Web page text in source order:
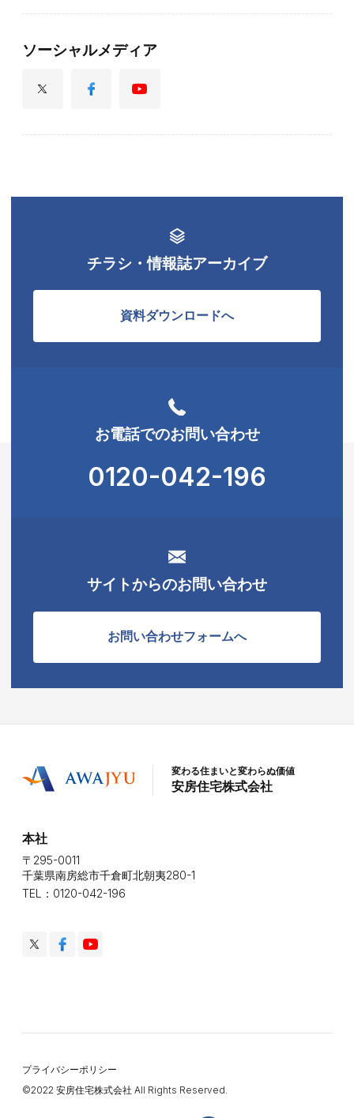
ソーシャルメディア
チラシ・情報誌アーカイブ
資料ダウンロードへ
お電話でのお問い合わせ
0120-042-196
サイトからのお問い合わせ
お問い合わせフォームへ
変わる住まいと変わらぬ価値
安房住宅株式会社
本社
〒295-0011
千葉県南房総市千倉町北朝夷280-1
TEL：0120-042-196
プライバシーポリシー
©️2022 安房住宅株式会社 All Rights Reserved.